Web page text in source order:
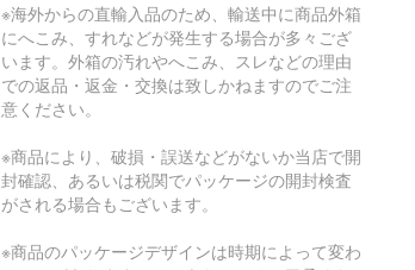
※海外からの直輸入品のため、輸送中に商品外箱
にへこみ、すれなどが発生する場合が多々ござ
います。外箱の汚れやへこみ、スレなどの理由
での返品・返金・交換は致しかねますのでご注
意ください。
※商品により、破損・誤送などがないか当店で開
封確認、あるいは税関でパッケージの開封検査
がされる場合もございます。
※商品のパッケージデザインは時期によって変わ